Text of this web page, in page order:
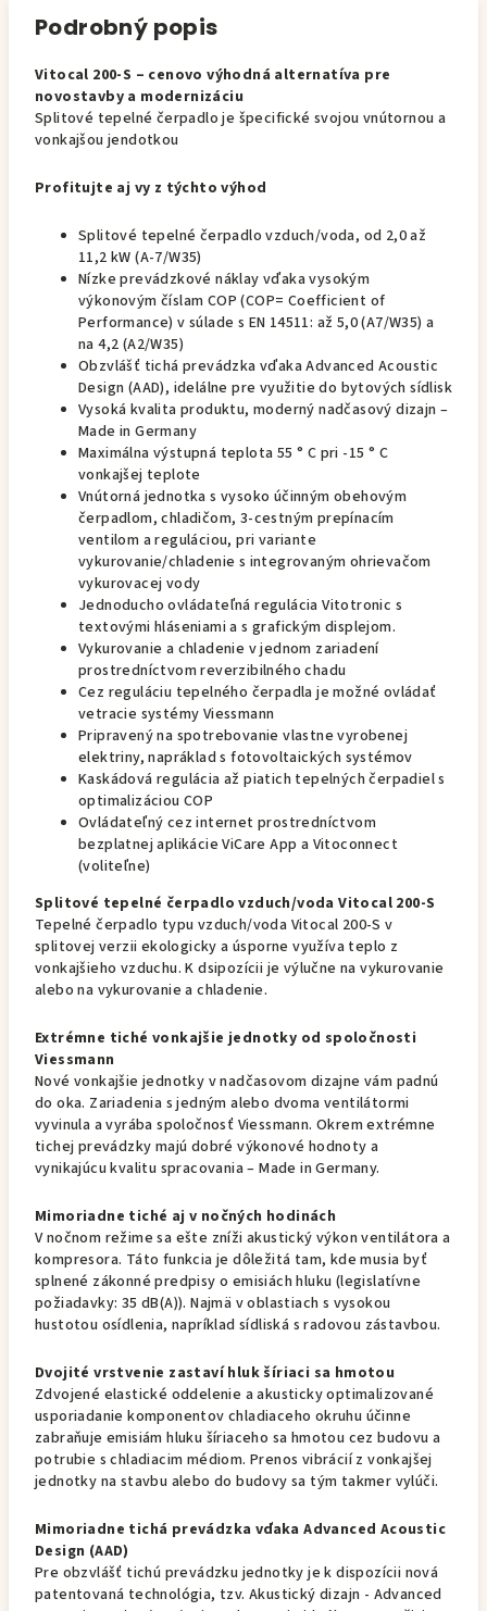
Podrobný popis
Vitocal 200-S – cenovo výhodná alternatíva pre
novostavby a modernizáciu
Splitové tepelné čerpadlo je špecifické svojou vnútornou a
vonkajšou jendotkou
Profitujte aj vy z týchto výhod
Splitové tepelné čerpadlo vzduch/voda, od 2,0 až
11,2 kW (A-7/W35)
Nízke prevádzkové náklay vďaka vysokým
výkonovým číslam COP (COP= Coefficient of
Performance) v súlade s EN 14511: až 5,0 (A7/W35) a
na 4,2 (A2/W35)
Obzvlášť tichá prevádzka vďaka Advanced Acoustic
Design (AAD), idelálne pre využitie do bytových sídlisk
Vysoká kvalita produktu, moderný nadčasový dizajn –
Made in Germany
Maximálna výstupná teplota 55 ° C pri -15 ° C
vonkajšej teplote
Vnútorná jednotka s vysoko účinným obehovým
čerpadlom, chladičom, 3-cestným prepínacím
ventilom a reguláciou, pri variante
vykurovanie/chladenie s integrovaným ohrievačom
vykurovacej vody
Jednoducho ovládateľná regulácia Vitotronic s
textovými hláseniami a s grafickým displejom.
Vykurovanie a chladenie v jednom zariadení
prostredníctvom reverzibilného chadu
Cez reguláciu tepelného čerpadla je možné ovládať
vetracie systémy Viessmann
Pripravený na spotrebovanie vlastne vyrobenej
elektriny, napráklad s fotovoltaických systémov
Kaskádová regulácia až piatich tepelných čerpadiel s
optimalizáciou COP
Ovládateľný cez internet prostredníctvom
bezplatnej aplikácie ViCare App a Vitoconnect
(voliteľne)
Splitové tepelné čerpadlo vzduch/voda Vitocal 200-S
Tepelné čerpadlo typu vzduch/voda Vitocal 200-S v
splitovej verzii ekologicky a úsporne využíva teplo z
vonkajšieho vzduchu. K dsipozícii je výlučne na vykurovanie
alebo na vykurovanie a chladenie.
Extrémne tiché vonkajšie jednotky od spoločnosti
Viessmann
Nové vonkajšie jednotky v nadčasovom dizajne vám padnú
do oka. Zariadenia s jedným alebo dvoma ventilátormi
vyvinula a vyrába spoločnosť Viessmann. Okrem extrémne
tichej prevádzky majú dobré výkonové hodnoty a
vynikajúcu kvalitu spracovania – Made in Germany.
Mimoriadne tiché aj v nočných hodinách
V nočnom režime sa ešte zníži akustický výkon ventilátora a
kompresora. Táto funkcia je dôležitá tam, kde musia byť
splnené zákonné predpisy o emisiách hluku (legislatívne
požiadavky: 35 dB(A)). Najmä v oblastiach s vysokou
hustotou osídlenia, napríklad sídliská s radovou zástavbou.
Dvojité vrstvenie zastaví hluk šíriaci sa hmotou
Zdvojené elastické oddelenie a akusticky optimalizované
usporiadanie komponentov chladiaceho okruhu účinne
zabraňuje emisiám hluku šíriaceho sa hmotou cez budovu a
potrubie s chladiacim médiom. Prenos vibrácií z vonkajšej
jednotky na stavbu alebo do budovy sa tým takmer vylúči.
Mimoriadne tichá prevádzka vďaka Advanced Acoustic
Design (AAD)
Pre obzvlášť tichú prevádzku jednotky je k dispozícii nová
patentovaná technológia, tzv. Akustický dizajn - Advanced